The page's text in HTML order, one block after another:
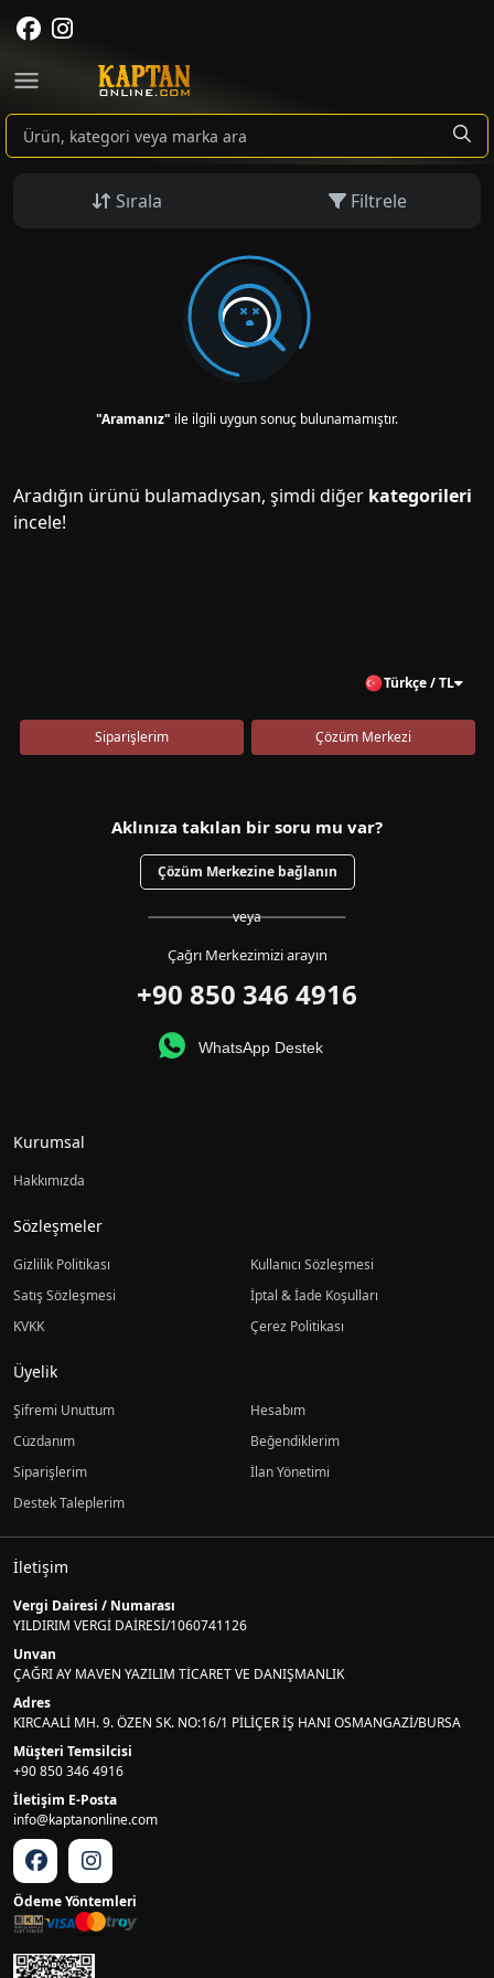
Sırala Filtrele
"Aramanız" ile ilgili uygun sonuç bulunamamıştır.
Aradığın ürünü bulamadıysan, şimdi diğer kategorileri
incele!
Türkçe / TL
Siparişlerim Çözüm Merkezi
Aklınıza takılan bir soru mu var?
Çözüm Merkezine bağlanın
veya
Çağrı Merkezimizi arayın
+90 850 346 4916
WhatsApp Destek
Kurumsal
Hakkımızda
Sözleşmeler
Gizlilik Politikası
Kullanıcı Sözleşmesi
Satış Sözleşmesi
İptal & İade Koşulları
KVKK
Çerez Politikası
Üyelik
Şifremi Unuttum
Hesabım
Cüzdanım
Beğendiklerim
Siparişlerim
İlan Yönetimi
Destek Taleplerim
İletişim
Vergi Dairesi / Numarası
YILDIRIM VERGİ DAİRESİ/1060741126
Unvan
ÇAĞRI AY MAVEN YAZILIM TİCARET VE DANIŞMANLIK
Adres
KIRCAALİ MH. 9. ÖZEN SK. NO:16/1 PİLİÇER İŞ HANI OSMANGAZİ/BURSA
Müşteri Temsilcisi
+90 850 346 4916
İletişim E-Posta
info@kaptanonline.com
Ödeme Yöntemleri